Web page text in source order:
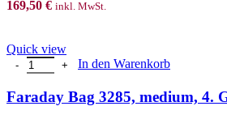
169,50 € inkl. MwSt.
Quick view
Faraday Bag 3285, medium, 4. Gen., 5 G
In den Warenkorb
Faraday Bag 3285, medium, 4.